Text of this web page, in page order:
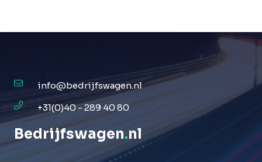
info@bedrijfswagen.nl
+31(0)40 - 289 40 80
Bedrijfswagen.nl